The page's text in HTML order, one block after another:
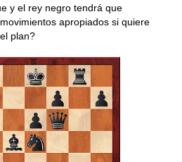
y el rey negro tendrá que
apropiados si quiere
plan?